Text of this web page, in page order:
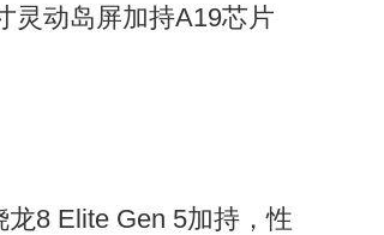
灵动岛屏加持A19芯片
8 Elite Gen 5加持，性